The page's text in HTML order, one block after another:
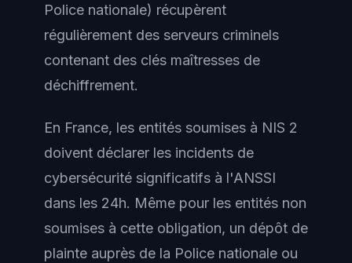
Police nationale) récupèrent
régulièrement des serveurs criminels
contenant des clés maîtresses de
déchiffrement.
En France, les entités soumises à NIS 2
doivent déclarer les incidents de
cybersécurité significatifs à l'ANSSI
dans les 24h. Même pour les entités non
soumises à cette obligation, un dépôt de
plainte auprès de la Police nationale ou